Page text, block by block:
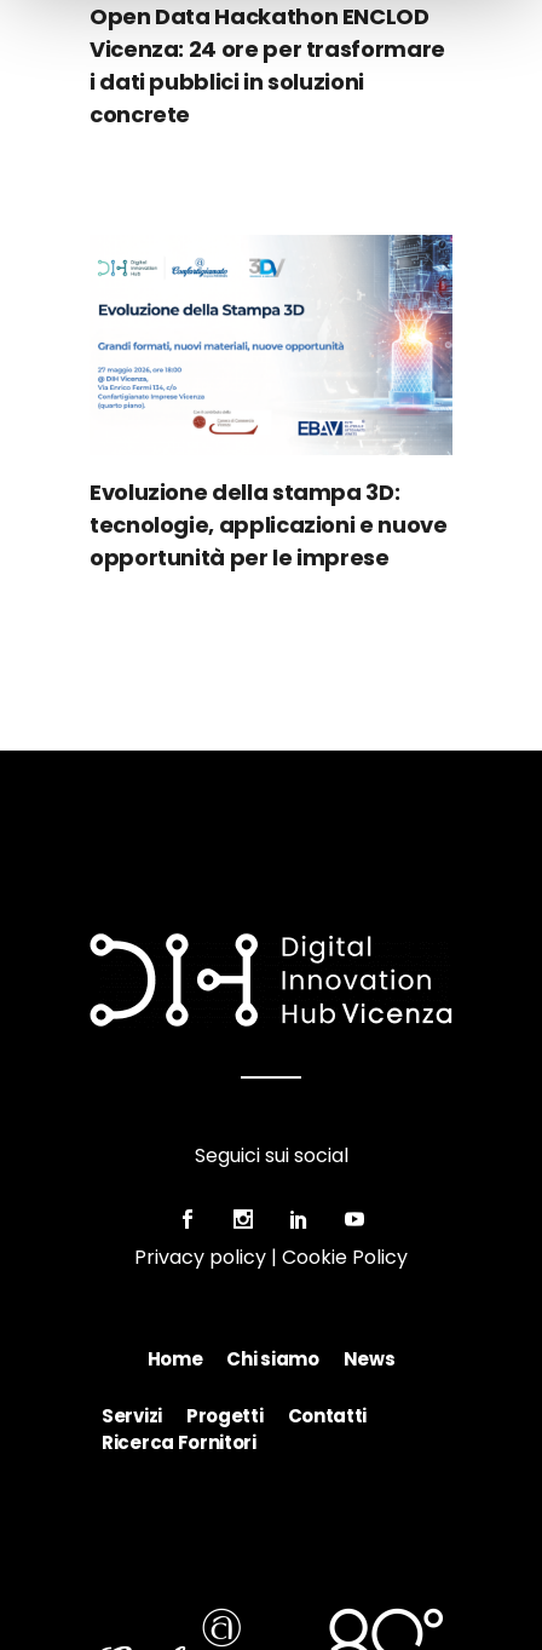
Open Data Hackathon ENCLOD
Vicenza: 24 ore per trasformare
i dati pubblici in soluzioni
concrete
Evoluzione della stampa 3D:
tecnologie, applicazioni e nuove
opportunità per le imprese
Home Chi siamo News
Seguici sui social
Privacy policy | Cookie Policy
Servizi Progetti
Contatti
Ricerca Fornitori